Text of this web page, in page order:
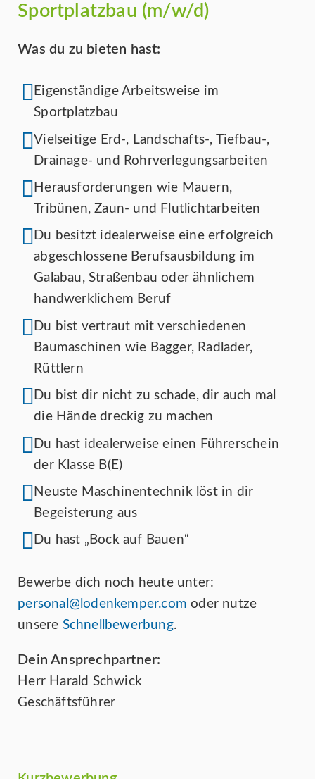
Sportplatzbau (m/w/d)
Was du zu bieten hast:
Eigenständige Arbeitsweise im
Sportplatzbau
Vielseitige Erd-, Landschafts-, Tiefbau-,
Drainage- und Rohrverlegungsarbeiten
Herausforderungen wie Mauern,
Tribünen, Zaun- und Flutlichtarbeiten
Du besitzt idealerweise eine erfolgreich
abgeschlossene Berufsausbildung im
Galabau, Straßenbau oder ähnlichem
handwerklichem Beruf
Du bist vertraut mit verschiedenen
Baumaschinen wie Bagger, Radlader,
Rüttlern
Du bist dir nicht zu schade, dir auch mal
die Hände dreckig zu machen
Du hast idealerweise einen Führerschein
der Klasse B(E)
Neuste Maschinentechnik löst in dir
Begeisterung aus
Du hast „Bock auf Bauen“
Bewerbe dich noch heute unter:
personal@lodenkemper.com oder nutze
unsere Schnellbewerbung.
Dein Ansprechpartner:
Herr Harald Schwick
Geschäftsführer